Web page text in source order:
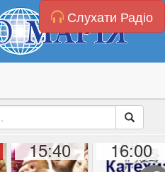
Слухати Радіо
15:40 16:00